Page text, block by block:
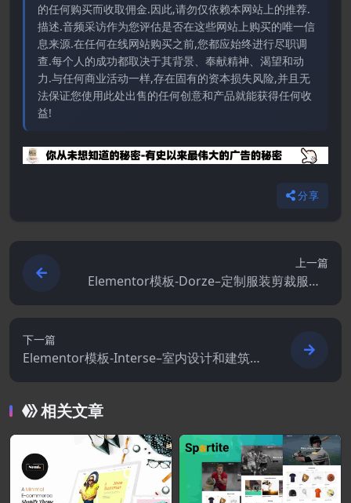
的任何购买而收取佣金.因此,请勿仅依赖本网站上的推荐.
描述.音频采访作为您评估是否在这些网站上购买的唯一信
息来源.在任何在线网站购买之前,您都应始终进行尽职调
查.每个人的成功都取决于其背景、奉献精神、渴望和动
力.与任何商业活动一样,存在固有的资本损失风险,并且无
法保证您使用此处出售的任何创意和产品就能获得任何收
益!
分享
上一篇
Elementor模板-Dorze–定制服装剪裁服务E
下一篇
Elementor模板-Interse–室内设计和建筑元
相关文章